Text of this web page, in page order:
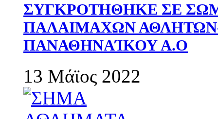
ΣΥΓΚΡΟΤΗΘΗΚΕ ΣΕ
ΠΑΛΑΙΜΑΧΩΝ
ΠΑΝΑΘΗΝΑΊΚΟΥ Α.Ο
13 Μάϊος 2022